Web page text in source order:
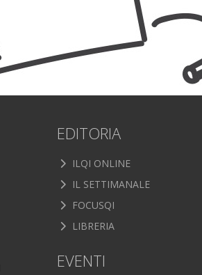
EDITORIA
ILQI ONLINE
IL SETTIMANALE
FOCUSQI
LIBRERIA
EVENTI